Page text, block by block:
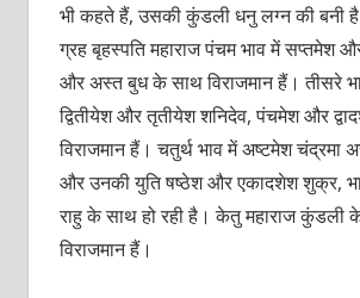
भी कहते हैं, उसकी कुंडली धनु लग्न की बनी
ग्रह बृहस्पति महाराज पंचम भाव में सप्तमेश
और अस्त बुध के साथ विराजमान हैं। तीसरे
द्वितीयेश और तृतीयेश शनिदेव, पंचमेश और
विराजमान हैं। चतुर्थ भाव में अष्टमेश चंद्रमा
और उनकी युति षष्ठेश और एकादशेश शुक्र,
राहु के साथ हो रही है। केतु महाराज कुंडली
विराजमान हैं।